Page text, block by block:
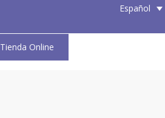
Español
Tienda Online